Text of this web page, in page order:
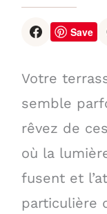
Save
Votre
semble
rêvez de
où la
fusent et
particulière